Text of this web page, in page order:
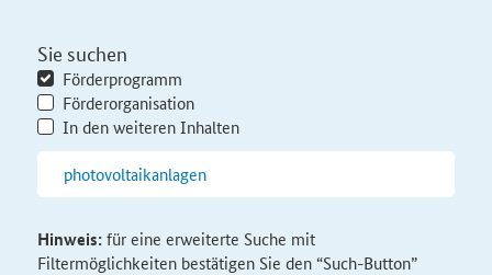
Sie suchen
Förderprogramm
Förderorganisation
In den weiteren Inhalten
Hinweis:für eine erweiterte Suche mit
Filtermöglichkeiten bestätigen Sie den “Such-Button”